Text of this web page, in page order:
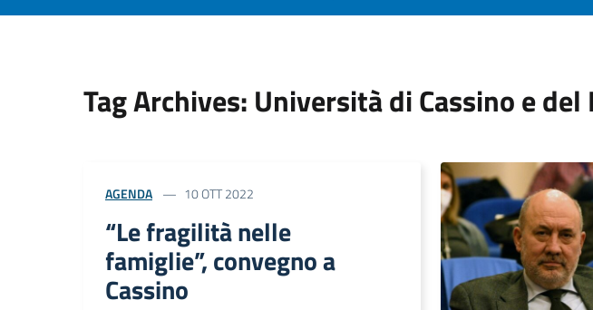
Tag Archives: Università di Cassino e
AGENDA 10 OTT 2022
“Le fragilità nelle
famiglie”, convegno a
Cassino